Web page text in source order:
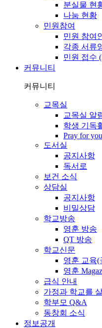
분실물 현
나눔 현황
민원참여
민원 참여
각종 서류
민원 접수
커뮤니티
커뮤니티
교목실
교목실 알
학생 기독
Pray for you
도서실
공지사항
독서로
보건 소식
상담실
공지사항
비밀상담
학교방송
영훈 방송
QT 방송
학교신문
영훈 교육(
영훈
급식 안내
가정과 학교를
학부모 Q&A
동창회 소식
정보공개